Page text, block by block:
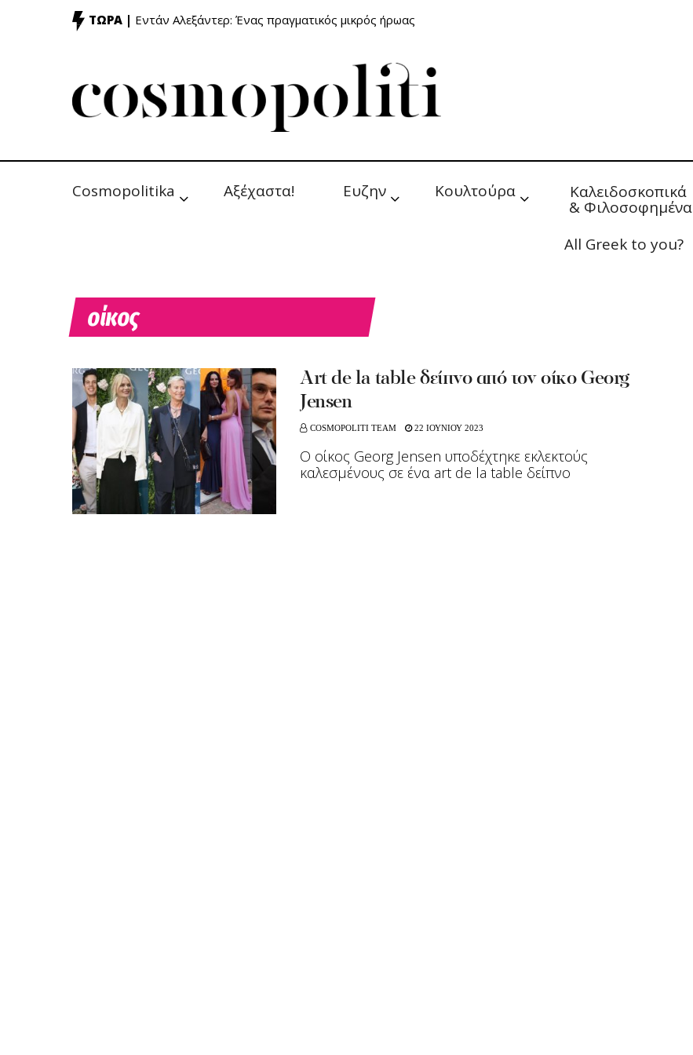
ΤΩΡΑ | Εντάν Αλεξάντερ: Ένας πραγματικός μικρός ήρωας
Cosmopolitika Αξέχαστα! Ευζην Κουλτούρα Καλειδοσκοπικά
& Φιλοσοφημένα
All Greek to you?
οίκος
Αrt de la table δείπνο από τον οίκο Georg
Jensen
COSMOPOLITI TEAM 22 ΙΟΥΝΙΟΥ 2023
Ο οίκος Georg Jensen υποδέχτηκε εκλεκτούς
καλεσμένους σε ένα art de la table δείπνο